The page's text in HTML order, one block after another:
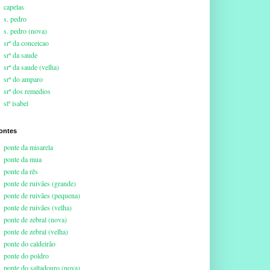
capelas
s. pedro
s. pedro (nova)
srª da conceicao
srª da saude
srª da saude (velha)
srª do amparo
srª dos remedios
stª isabel
ponte da misarela
ponte da mua
ponte da rês
ponte de ruivães (grande)
ponte de ruivães (pequena)
ponte de ruivães (velha)
ponte de zebral (nova)
ponte de zebral (velha)
ponte do caldeirão
ponte do poldro
ponte do saltadouro (nova)